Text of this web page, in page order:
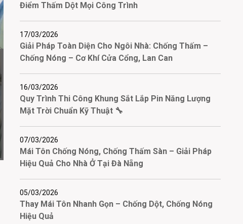
Điểm Thấm Dột Mọi Công Trình
17/03/2026
Giải Pháp Toàn Diện Cho Ngôi Nhà: Chống Thấm –
Chống Nóng – Cơ Khí Cửa Cổng, Lan Can
16/03/2026
Quy Trình Thi Công Khung Sắt Lắp Pin Năng Lượng
Mặt Trời Chuẩn Kỹ Thuật 🔧
07/03/2026
Mái Tôn Chống Nóng, Chống Thấm Sàn – Giải Pháp
Hiệu Quả Cho Nhà Ở Tại Đà Nẵng
05/03/2026
Thay Mái Tôn Nhanh Gọn – Chống Dột, Chống Nóng
Hiệu Quả